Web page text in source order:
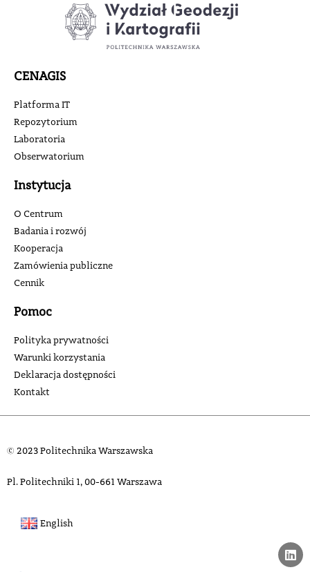
CENAGIS
Platforma IT
Repozytorium
Laboratoria
Obserwatorium
Instytucja
O Centrum
Badania i rozwój
Kooperacja
Zamówienia publiczne
Cennik
Pomoc
Polityka prywatności
Warunki korzystania
Deklaracja dostępności
Kontakt
© 2023 Politechnika Warszawska
Pl. Politechniki 1, 00-661 Warszawa
English